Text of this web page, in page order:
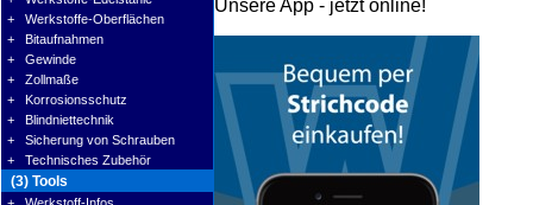
+ Werkstoffe-Oberflächen
+ Bitaufnahmen
+ Gewinde
+ Zollmaße
+ Korrosionsschutz
+ Blindniettechnik
+ Sicherung von Schrauben
+ Technisches Zubehör
(3) Tools
Unsere App - jetzt online!